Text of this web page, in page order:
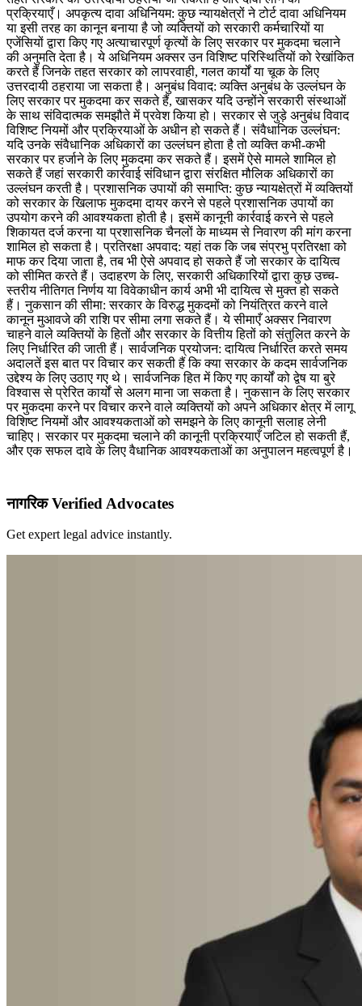
प्रक्रियाएँ। अपकृत्य दावा अधिनियम: कुछ न्यायक्षेत्रों ने टोर्ट दावा अधिनियम
या इसी तरह का कानून बनाया है जो व्यक्तियों को सरकारी कर्मचारियों या
एजेंसियों द्वारा किए गए अत्याचारपूर्ण कृत्यों के लिए सरकार पर मुकदमा चलाने
की अनुमति देता है। ये अधिनियम अक्सर उन विशिष्ट परिस्थितियों को रेखांकित
करते हैं जिनके तहत सरकार को लापरवाही, गलत कार्यों या चूक के लिए
उत्तरदायी ठहराया जा सकता है। अनुबंध विवाद: व्यक्ति अनुबंध के उल्लंघन के
लिए सरकार पर मुकदमा कर सकते हैं, खासकर यदि उन्होंने सरकारी संस्थाओं
के साथ संविदात्मक समझौते में प्रवेश किया हो। सरकार से जुड़े अनुबंध विवाद
विशिष्ट नियमों और प्रक्रियाओं के अधीन हो सकते हैं। संवैधानिक उल्लंघन:
यदि उनके संवैधानिक अधिकारों का उल्लंघन होता है तो व्यक्ति कभी-कभी
सरकार पर हर्जाने के लिए मुकदमा कर सकते हैं। इसमें ऐसे मामले शामिल हो
सकते हैं जहां सरकारी कार्रवाई संविधान द्वारा संरक्षित मौलिक अधिकारों का
उल्लंघन करती है। प्रशासनिक उपायों की समाप्ति: कुछ न्यायक्षेत्रों में व्यक्तियों
को सरकार के खिलाफ मुकदमा दायर करने से पहले प्रशासनिक उपायों का
उपयोग करने की आवश्यकता होती है। इसमें कानूनी कार्रवाई करने से पहले
शिकायत दर्ज करना या प्रशासनिक चैनलों के माध्यम से निवारण की मांग करना
शामिल हो सकता है। प्रतिरक्षा अपवाद: यहां तक कि जब संप्रभु प्रतिरक्षा को
माफ कर दिया जाता है, तब भी ऐसे अपवाद हो सकते हैं जो सरकार के दायित्व
को सीमित करते हैं। उदाहरण के लिए, सरकारी अधिकारियों द्वारा कुछ उच्च-
स्तरीय नीतिगत निर्णय या विवेकाधीन कार्य अभी भी दायित्व से मुक्त हो सकते
हैं। नुकसान की सीमा: सरकार के विरुद्ध मुकदमों को नियंत्रित करने वाले
कानून मुआवजे की राशि पर सीमा लगा सकते हैं। ये सीमाएँ अक्सर निवारण
चाहने वाले व्यक्तियों के हितों और सरकार के वित्तीय हितों को संतुलित करने के
लिए निर्धारित की जाती हैं। सार्वजनिक प्रयोजन: दायित्व निर्धारित करते समय
अदालतें इस बात पर विचार कर सकती हैं कि क्या सरकार के कदम सार्वजनिक
उद्देश्य के लिए उठाए गए थे। सार्वजनिक हित में किए गए कार्यों को द्वेष या बुरे
विश्वास से प्रेरित कार्यों से अलग माना जा सकता है। नुकसान के लिए सरकार
पर मुकदमा करने पर विचार करने वाले व्यक्तियों को अपने अधिकार क्षेत्र में लागू
विशिष्ट नियमों और आवश्यकताओं को समझने के लिए कानूनी सलाह लेनी
चाहिए। सरकार पर मुकदमा चलाने की कानूनी प्रक्रियाएँ जटिल हो सकती हैं,
और एक सफल दावे के लिए वैधानिक आवश्यकताओं का अनुपालन महत्वपूर्ण है।
नागरिक Verified Advocates
Get expert legal advice instantly.